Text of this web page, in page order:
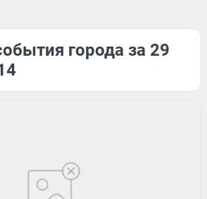
города за 29